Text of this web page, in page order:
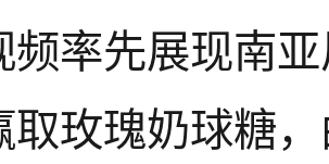
频率先展现南
取玫瑰奶球糖